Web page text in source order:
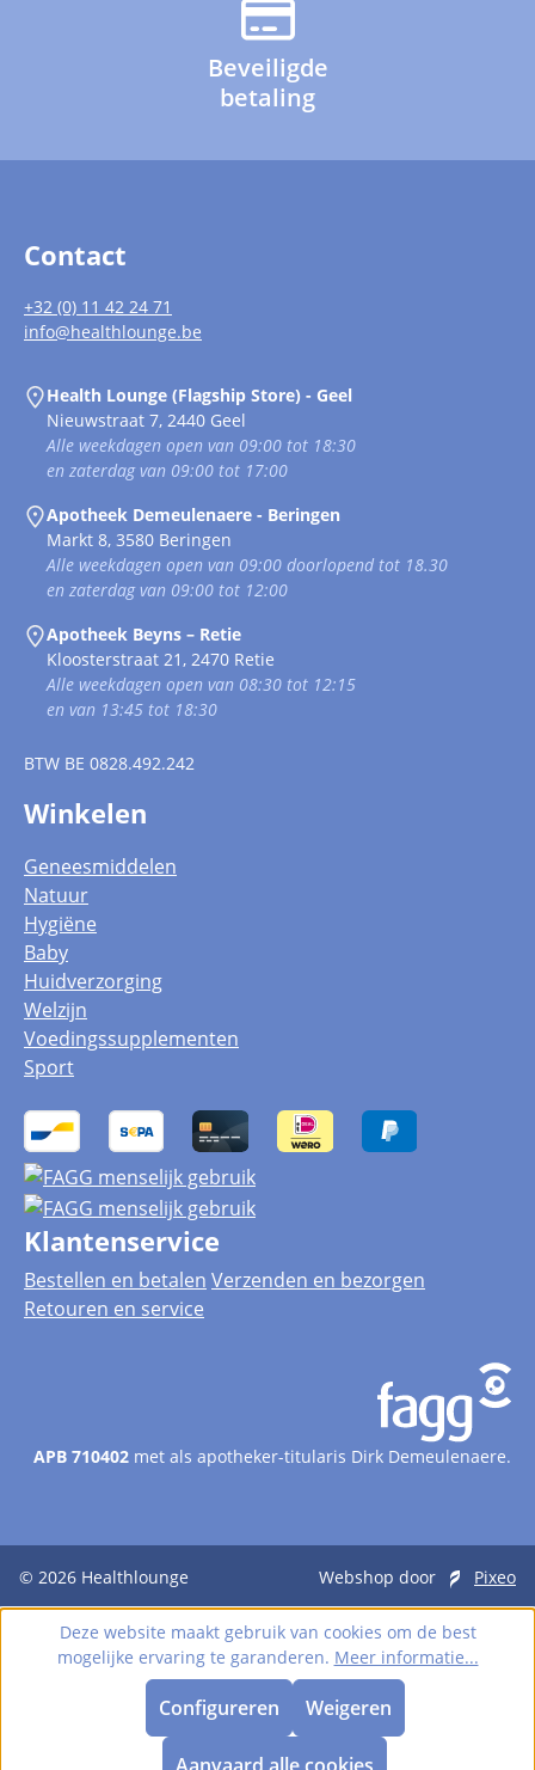
Beveiligde
betaling
Contact
+32 (0) 11 42 24 71
info@healthlounge.be
Health Lounge (Flagship Store) - Geel
Nieuwstraat 7, 2440 Geel
Alle weekdagen open van 09:00 tot 18:30
en zaterdag van 09:00 tot 17:00
Apotheek Demeulenaere - Beringen
Markt 8, 3580 Beringen
Alle weekdagen open van 09:00 doorlopend tot 18.30
en zaterdag van 09:00 tot 12:00
Apotheek Beyns – Retie
Kloosterstraat 21, 2470 Retie
Alle weekdagen open van 08:30 tot 12:15
en van 13:45 tot 18:30
BTW BE 0828.492.242
Winkelen
Geneesmiddelen
Natuur
Hygiëne
Baby
Huidverzorging
Welzijn
Voedingssupplementen
Sport
Klantenservice
Bestellen en betalen Verzenden en bezorgen
Retouren en service
APB 710402 met als apotheker-titularis Dirk Demeulenaere.
© 2026 Healthlounge Webshop door Pixeo
Deze website maakt gebruik van cookies om de best
mogelijke ervaring te garanderen. Meer informatie...
Weigeren
Configureren